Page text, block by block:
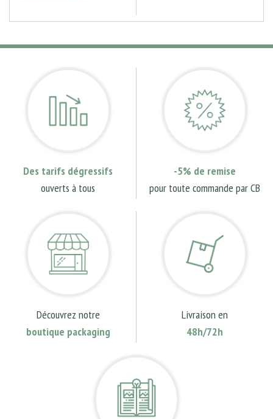
Des tarifs dégressifs
ouverts à tous
-5% de remise
pour toute commande par CB
Découvrez notre
boutique packaging
Livraison en
48h/72h